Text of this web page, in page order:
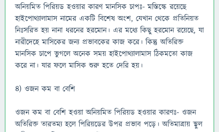
অনিয়মিত পিরিয়ড হওয়ার কারণ মানসিক চাপঃ- মস্তিস্কে রয়েছে
হাইপোথ্যালামাস নামের একটি বিশেষ অংশ, যেখান থেকে প্রতিনিয়ত
নিঃসরিত হয় নানা ধরনের হরমোন। এর মধ্যে কিছু হরমোন রয়েছে, যা
নারীদেহে মাসিকের জন্য প্রভাবকের কাজ করে। কিন্তু অতিরিক্ত
মানসিক চাপে ভুগলে অনেক সময় হাইপোথ্যালামাস ঠিকমতো কাজ
করে না। যার ফলে মাসিক শুরু হতে দেরি হয়।
৪) ওজন কম বা বেশি
ওজন কম বা বেশি হওয়া অনিয়মিত পিরিয়ড হওয়ার কারণঃ- ওজন
অতিরিক্ত তারতম্য হলে পিরিয়ডের উপর প্রভাব পড়ে। অতিমাত্রায় স্থুল